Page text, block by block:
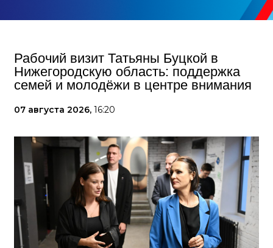
Рабочий визит Татьяны Буцкой в
Нижегородскую область: поддержка
семей и молодёжи в центре внимания
07 августа 2026, 16:20